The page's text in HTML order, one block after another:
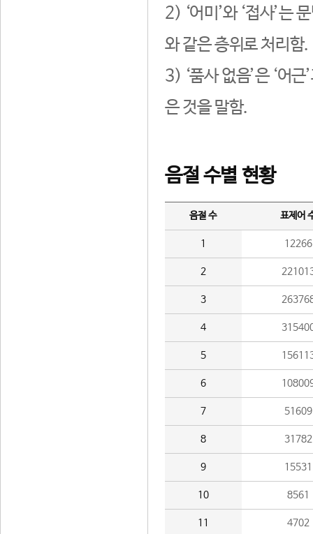
2) ‘어미’와 ‘접사’는
와 같은 층위로 처리함.
3) ‘품사 없음’은 ‘어
은 것을 말함.
음절 수별 현황
음절 수 표제어
1 12266
2
3
4
5
6
7 51609
8 31782
9 15531
10 8561
11 4702